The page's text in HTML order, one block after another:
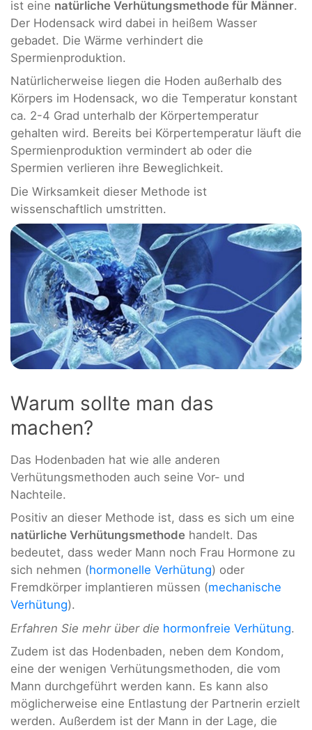
ist eine natürliche Verhütungsmethode für Männer.
Der Hodensack wird dabei in heißem Wasser
gebadet. Die Wärme verhindert die
Spermienproduktion.
Natürlicherweise liegen die Hoden außerhalb des
Körpers im Hodensack, wo die Temperatur konstant
ca. 2-4 Grad unterhalb der Körpertemperatur
gehalten wird. Bereits bei Körpertemperatur läuft die
Spermienproduktion vermindert ab oder die
Spermien verlieren ihre Beweglichkeit.
Die Wirksamkeit dieser Methode ist
wissenschaftlich umstritten.
Warum sollte man das
machen?
Das Hodenbaden hat wie alle anderen
Verhütungsmethoden auch seine Vor- und
Nachteile.
Positiv an dieser Methode ist, dass es sich um eine
natürliche Verhütungsmethode handelt. Das
bedeutet, dass weder Mann noch Frau Hormone zu
sich nehmen (hormonelle Verhütung) oder
Fremdkörper implantieren müssen (mechanische
Verhütung).
Erfahren Sie mehr über die hormonfreie Verhütung.
Zudem ist das Hodenbaden, neben dem Kondom,
eine der wenigen Verhütungsmethoden, die vom
Mann durchgeführt werden kann. Es kann also
möglicherweise eine Entlastung der Partnerin erzielt
werden. Außerdem ist der Mann in der Lage, die